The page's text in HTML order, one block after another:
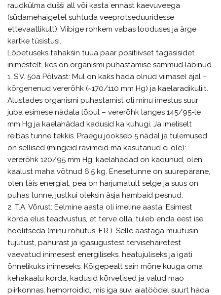
raudkülma dušši all või kasta ennast kaevuveega
(südamehaigetel suhtuda veeprotseduuridesse
ettevaatlikult). Viibige rohkem vabas looduses ja ärge
kartke tüsistusi.
Lõpetuseks tahaksin tuua paar positiivset tagasisidet
inimestelt, kes on organismi puhastamise sammud läbinud.
1. S.V. 50a Põlvast: Mul on kaks häda olnud viimasel ajal –
kõrgenenud vererõhk (~170/110 mm Hg) ja kaelaradikuliit.
Alustades organismi puhastamist oli minu imestus suur
juba esimese nädala lõpul – vererõhk langes 145/95-le
mm Hg ja kaelahädad kadusid ka kuhugi. Ja imeliselt
reibas tunne tekkis. Praegu jookseb 5.nädal ja tulemused
on sellised (mingeid ravimeid ma kasutanud ei ole):
vererõhk 120/95 mm Hg, kaelahädad on kadunud, olen
kaalust maha võtnud 6,5 kg. Enesetunne on suurepärane,
olen täis energiat, pea on harjumatult selge ja suus on
puhas tunne, justkui oleksin äsja hambaid pesnud.
2. T.A. Võrust: Eelmine aasta oli imeline aasta. Esimest
korda elus teadvustus, et terve olla, tuleb enda eest ise
hoolitseda (minu rõhutus, F.R.). Selle aastaga muutusin
tujutust, pahurast ja igasugustest tervisehäiretest
vaevatud inimesest energiliseks, heatujuliseks ja igati
õnnelikuks inimeseks. Kõigepealt sain mõne kuuga oma
kehakaalu korda; kadusid kõrvetised ja valud mao
piirkonnas; hemorroidid, mis iga suvi aiatöödel suurt häda